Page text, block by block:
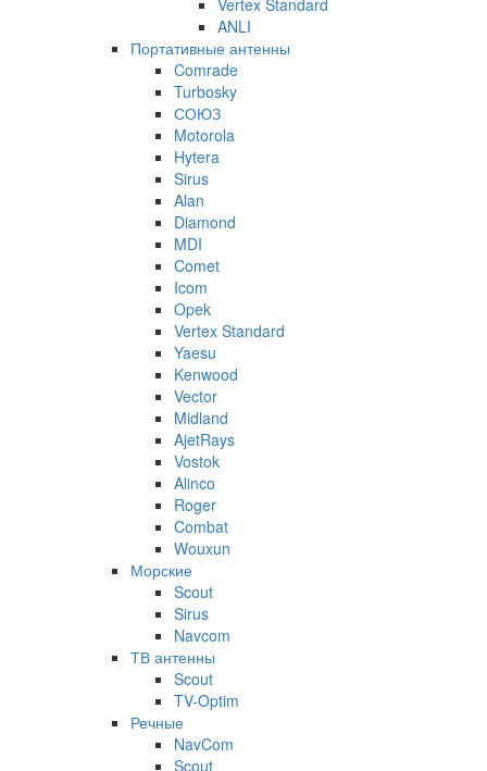
ANLI
Портативные антенны
Comrade
Turbosky
СОЮЗ
Motorola
Hytera
Sirus
Alan
Diamond
MDI
Comet
Icom
Opek
Vertex Standard
Yaesu
Kenwood
Vector
Midland
AjetRays
Vostok
Alinco
Roger
Combat
Wouxun
Морские
Scout
Sirus
Navcom
ТВ антенны
Scout
TV-Optim
Речные
NavCom
Scout